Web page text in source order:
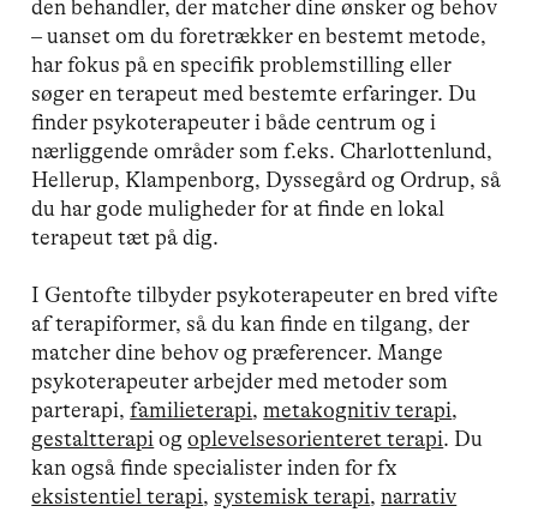
den behandler, der matcher dine ønsker og behov
– uanset om du foretrækker en bestemt metode,
har fokus på en specifik problemstilling eller
søger en terapeut med bestemte erfaringer. Du
finder psykoterapeuter i både centrum og i
nærliggende områder som f.eks. Charlottenlund,
Hellerup, Klampenborg, Dyssegård og Ordrup, så
du har gode muligheder for at finde en lokal
terapeut tæt på dig.
I Gentofte tilbyder psykoterapeuter en bred vifte
af terapiformer, så du kan finde en tilgang, der
matcher dine behov og præferencer. Mange
psykoterapeuter arbejder med metoder som
parterapi,familieterapi,metakognitiv terapi,
gestaltterapi ogoplevelsesorienteret terapi. Du
kan også finde specialister inden for fx
eksistentiel terapi, systemisk terapi,narrativ